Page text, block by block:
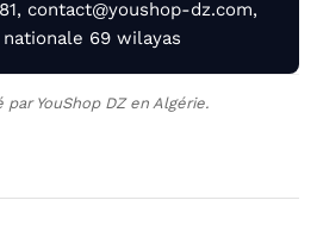
contact@youshop-dz.com,
69 wilayas
par YouShop DZ en Algérie.